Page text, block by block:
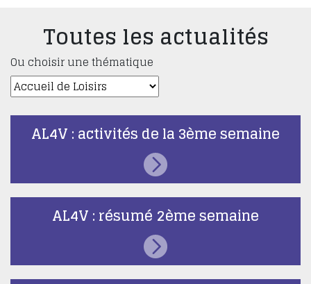
Toutes les actualités
Ou choisir une thématique
AL4V : activités de la 3ème semaine
AL4V : résumé 2ème semaine